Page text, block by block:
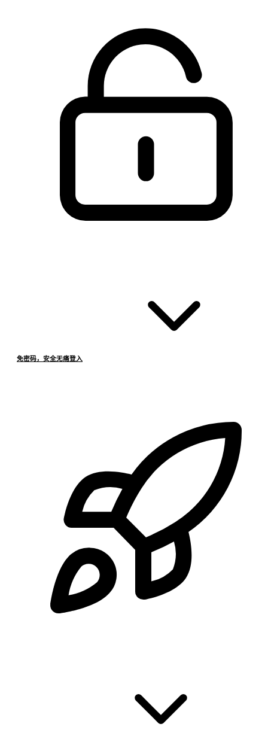
免密码，安全无痛登入